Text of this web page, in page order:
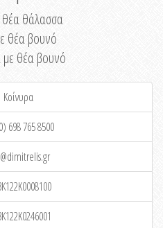
θέα θάλασσα
θέα βουνό
με θέα βουνό
Κοίνυρα
698 765 8500